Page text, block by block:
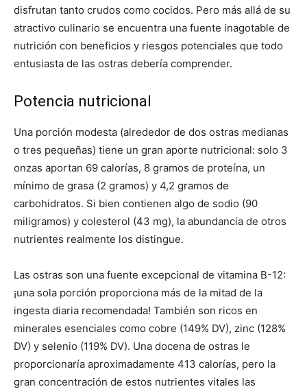
disfrutan tanto crudos como cocidos. Pero más allá de su
atractivo culinario se encuentra una fuente inagotable de
nutrición con beneficios y riesgos potenciales que todo
entusiasta de las ostras debería comprender.
Potencia nutricional
Una porción modesta (alrededor de dos ostras medianas
o tres pequeñas) tiene un gran aporte nutricional: solo 3
onzas aportan 69 calorías, 8 gramos de proteína, un
mínimo de grasa (2 gramos) y 4,2 gramos de
carbohidratos. Si bien contienen algo de sodio (90
miligramos) y colesterol (43 mg), la abundancia de otros
nutrientes realmente los distingue.
Las ostras son una fuente excepcional de vitamina B-12:
¡una sola porción proporciona más de la mitad de la
ingesta diaria recomendada! También son ricos en
minerales esenciales como cobre (149% DV), zinc (128%
DV) y selenio (119% DV). Una docena de ostras le
proporcionaría aproximadamente 413 calorías, pero la
gran concentración de estos nutrientes vitales las